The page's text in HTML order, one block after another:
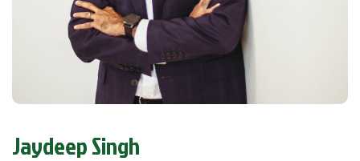
Jaydeep Singh